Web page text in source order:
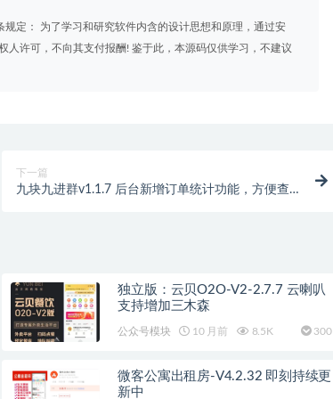
定： 为了学习和研究软件内含的设计思想和原理，通过安
许可，不向其支付报酬! 鉴于此，本源码仅供学习，不建议
下一篇
九块九进群v1.1.7 后台新增订单统计功能，方便查
独立版：云贝O2O-V2-2.7.7 云喇叭
支持增加三木森
公众号模块 10 月前 8.5K 300
微客公寓出租房-V4.2.32 即刻持续更
新中